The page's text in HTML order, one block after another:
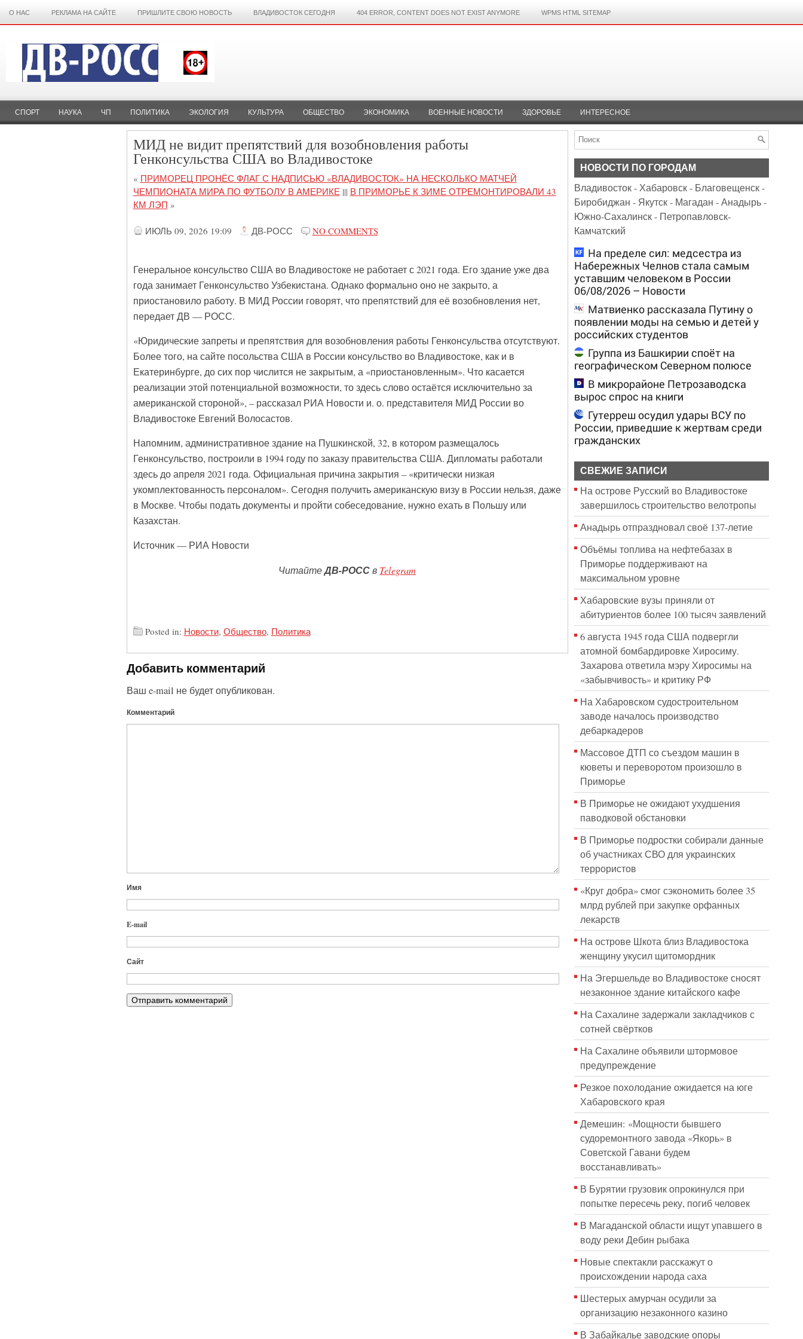
О НАС РЕКЛАМА НА САЙТЕ ПРИШЛИТЕ СВОЮ НОВОСТЬ ВЛАДИВОСТОК СЕГОДНЯ 404 ERROR, CONTENT DOES NOT EXIST ANYMORE WPMS HTML SITEMAP
СПОРТ НАУКА ЧП ПОЛИТИКА ЭКОЛОГИЯ КУЛЬТУРА ОБЩЕСТВО ЭКОНОМИКА ВОЕННЫЕ НОВОСТИ ЗДОРОВЬЕ ИНТЕРЕСНОЕ
МИД не видит препятствий для возобновления работы
Генконсульства США во Владивостоке
« ПРИМОРЕЦ ПРОНЁС ФЛАГ С НАДПИСЬЮ «ВЛАДИВОСТОК» НА НЕСКОЛЬКО МАТЧЕЙ
ЧЕМПИОНАТА МИРА ПО ФУТБОЛУ В АМЕРИКЕ||| В ПРИМОРЬЕ К ЗИМЕ ОТРЕМОНТИРОВАЛИ 43
КМ ЛЭП »
ИЮЛЬ 09, 2026 19:09 ДВ-РОСС NO COMMENTS
Генеральное консульство США во Владивостоке не работает с 2021 года. Его здание уже два
года занимает Генконсульство Узбекистана. Однако формально оно не закрыто, а
приостановило работу. В МИД России говорят, что препятствий для её возобновления нет,
передает ДВ — РОСС.
«Юридические запреты и препятствия для возобновления работы Генконсульства отсутствуют.
Более того, на сайте посольства США в России консульство во Владивостоке, как и в
Екатеринбурге, до сих пор числится не закрытым, а «приостановленным». Что касается
реализации этой потенциальной возможности, то здесь слово остаётся исключительно за
американской стороной», – рассказал РИА Новости и. о. представителя МИД России во
Владивостоке Евгений Волосастов.
Напомним, административное здание на Пушкинской, 32, в котором размещалось
Генконсульство, построили в 1994 году по заказу правительства США. Дипломаты работали
здесь до апреля 2021 года. Официальная причина закрытия – «критически низкая
укомплектованность персоналом». Сегодня получить американскую визу в России нельзя, даже
в Москве. Чтобы подать документы и пройти собеседование, нужно ехать в Польшу или
Казахстан.
Источник — РИА Новости
ЧитайтеДВ-РОССв Telegram
Posted in: Новости, Общество, Политика
Добавить комментарий
Ваш e-mail не будет опубликован.
Комментарий
Имя
E-mail
Сайт
НОВОСТИ ПО ГОРОДАМ
Владивосток-Хабаровск- Благовещенск-
Биробиджан - Якутск- Магадан -Анадырь-
Южно-Сахалинск- Петропавловск-
Камчатский
На пределе сил: медсестра из
Набережных Челнов стала самым
уставшим человеком в России
06/08/2026 – Новости
Матвиенко рассказала Путину о
появлении моды на семью и детей у
российских студентов
Группа из Башкирии споёт на
географическом Северном полюсе
В микрорайоне Петрозаводска
вырос спрос на книги
Гутерреш осудил удары ВСУ по
России, приведшие к жертвам среди
гражданских
СВЕЖИЕ ЗАПИСИ
На острове Русский во Владивостоке
завершилось строительство велотропы
Анадырь отпраздновал своё 137-летие
Объёмы топлива на нефтебазах в
Приморье поддерживают на
максимальном уровне
Хабаровские вузы приняли от
абитуриентов более 100 тысяч заявлений
6 августа 1945 года США подвергли
атомной бомбардировке Хиросиму.
Захарова ответила мэру Хиросимы на
«забывчивость» и критику РФ
На Хабаровском судостроительном
заводе началось производство
дебаркадеров
Массовое ДТП со съездом машин в
кюветы и переворотом произошло в
Приморье
В Приморье не ожидают ухудшения
паводковой обстановки
В Приморье подростки собирали данные
об участниках СВО для украинских
террористов
«Круг добра» смог сэкономить более 35
млрд рублей при закупке орфанных
лекарств
На острове Шкота близ Владивостока
женщину укусил щитомордник
На Эгершельде во Владивостоке сносят
незаконное здание китайского кафе
На Сахалине задержали закладчиков с
сотней свёртков
На Сахалине объявили штормовое
предупреждение
Резкое похолодание ожидается на юге
Хабаровского края
Демешин: «Мощности бывшего
судоремонтного завода «Якорь» в
Советской Гавани будем
восстанавливать»
В Бурятии грузовик опрокинулся при
попытке пересечь реку, погиб человек
В Магаданской области ищут упавшего в
воду реки Дебин рыбака
Новые спектакли расскажут о
происхождении народа cаха
Шестерых амурчан осудили за
организацию незаконного казино
В Забайкалье заводские опоры